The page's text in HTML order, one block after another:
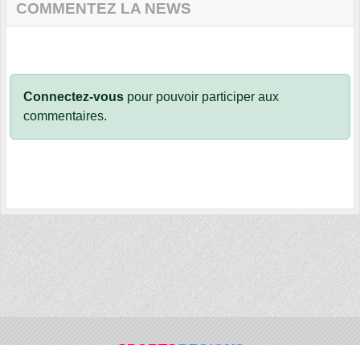
COMMENTEZ LA NEWS
Connectez-vous pour pouvoir participer aux
commentaires.